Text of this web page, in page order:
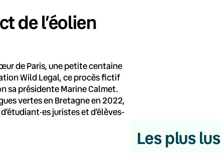
de l’éolien
de Paris, une petite centaine
Wild Legal, ce procès fictif
sa présidente Marine Calmet.
vertes en Bretagne en 2022,
juristes et d’élèves-
Les plus lus